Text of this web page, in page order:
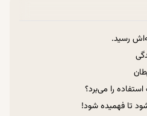
رسید.
را می‌برد؟